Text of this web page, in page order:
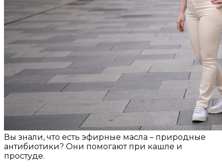
Вы знали, что есть эфирные масла – природные
антибиотики? Они помогают при кашле и
простуде.